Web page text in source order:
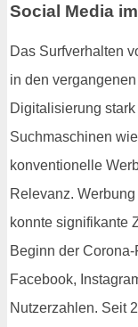
Social Media
Das Surfverhalten
in den
Digitalisierung
Suchmaschinen
konventionelle
Relevanz.
konnte signifikante
Beginn der
Facebook,
Nutzerzahlen. Seit